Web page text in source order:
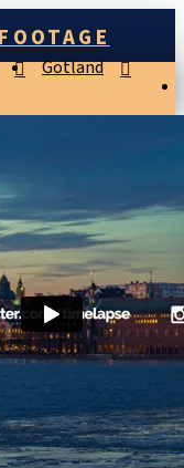
Gotland